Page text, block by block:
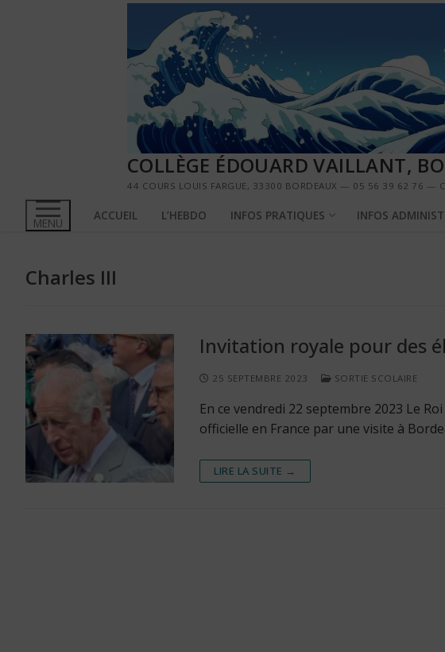
COLLÈGE ÉDOUARD VAILLANT,
44 COURS LOUIS FARGUE, 33300 BORDEAUX — 05 56 39 62 76 —
MENU ACCUEIL L’HEBDO INFOS PRATIQUES INFOS
Charles III
Invitation royale pour des
25 SEPTEMBRE 2023 SORTIE SCOLAIRE
En ce vendredi 22 septembre 2023 Le
officielle en France par une visite à
LIRE LA SUITE →